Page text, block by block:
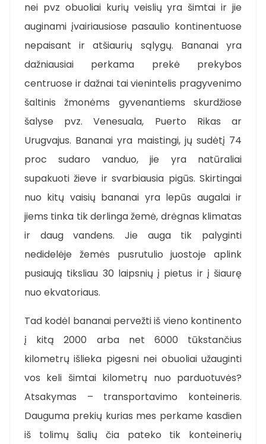
nei pvz obuoliai kurių veislių yra šimtai ir jie
auginami įvairiausiose pasaulio kontinentuose
nepaisant ir atšiaurių sąlygų. Bananai yra
dažniausiai perkama prekė prekybos
centruose ir dažnai tai vienintelis pragyvenimo
šaltinis žmonėms gyvenantiems skurdžiose
šalyse pvz. Venesuala, Puerto Rikas ar
Urugvajus. Bananai yra maistingi, jų sudėtį 74
proc sudaro vanduo, jie yra natūraliai
supakuoti žieve ir svarbiausia pigūs. Skirtingai
nuo kitų vaisių bananai yra lepūs augalai ir
jiems tinka tik derlinga žemė, drėgnas klimatas
ir daug vandens. Jie auga tik palyginti
nedidelėje žemės pusrutulio juostoje aplink
pusiaują tiksliau 30 laipsnių į pietus ir į šiaurę
nuo ekvatoriaus.
Tad kodėl bananai pervežti iš vieno kontinento
į kitą 2000 arba net 6000 tūkstančius
kilometrų išlieka pigesni nei obuoliai užauginti
vos keli šimtai kilometrų nuo parduotuvės?
Atsakymas – transportavimo konteineris.
Dauguma prekių kurias mes perkame kasdien
iš tolimų šalių čia pateko tik konteinerių